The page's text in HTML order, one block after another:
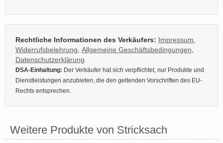
Rechtliche Informationen des Verkäufers: Impressum
Widerrufsbelehrung Allgemeine Geschäftsbedingungen
Datenschutzerklärung
DSA-Einhaltung: Der Verkäufer hat sich verpflichtet, nur Produkte und
Dienstleistungen anzubieten, die den geltenden Vorschriften des EU-
Rechts entsprechen.
Weitere Produkte von Stricksach